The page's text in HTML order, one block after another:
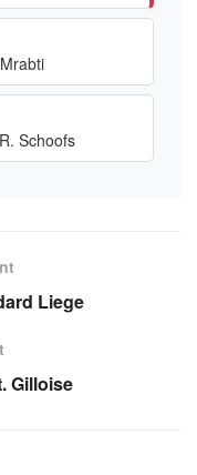
R. Schoofs
Liege
Gilloise